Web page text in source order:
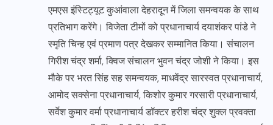
एमएस इंस्टिट्यूट कुआंवाला देहरादून में जिला समन्वयक के साथ
प्रतिभाग करेंगे। विजेता टीमों को प्रधानाचार्य दयाशंकर पांडे ने
स्मृति चिन्ह एवं प्रमाण पत्र देखकर सम्मानित किया। संचालन
गिरीश चंद्र शर्मा, क्विज संचालन भुवन चंद्र जोशी ने किया। इस
मौके पर भरत सिंह सह समन्वयक, माधवेंद्र सारस्वत प्रधानाचार्य,
आमोद सक्सेना प्रधानाचार्य, किशोर कुमार गरसारी प्रधानाचार्य,
सर्वेश कुमार वर्मा प्रधानाचार्य डॉक्टर हरीश चंद्र शुक्ल प्रवक्ता